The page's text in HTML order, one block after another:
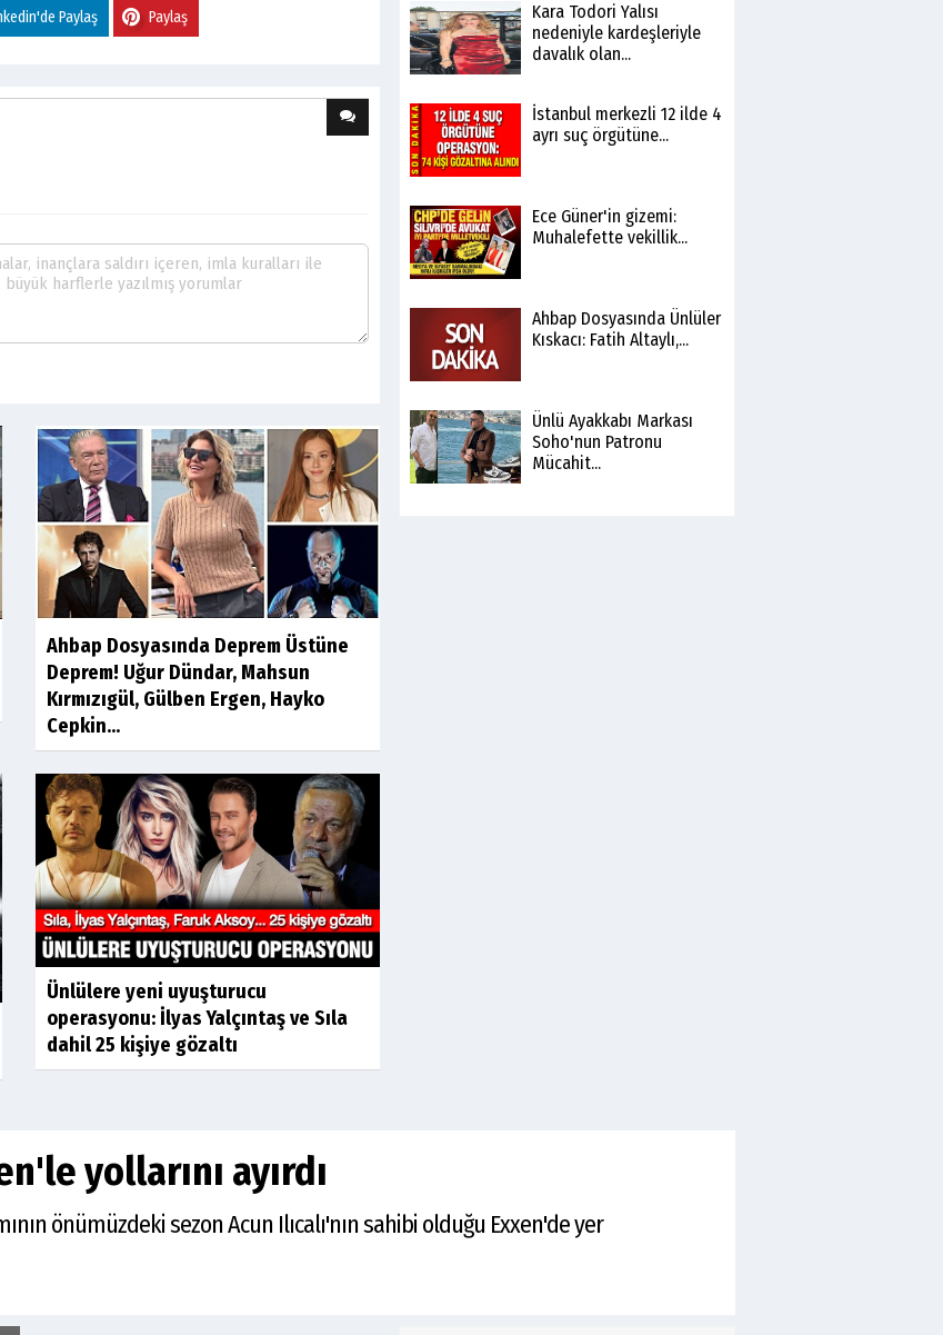
Paylaş Paylaş
Ahbap Dosyasında Deprem Üstüne
Deprem! Uğur Dündar, Mahsun
Kırmızıgül, Gülben Ergen, Hayko
Cepkin...
Ünlülere yeni uyuşturucu
operasyonu: İlyas Yalçıntaş ve Sıla
dahil 25 kişiye gözaltı
Kara Todori Yalısı
nedeniyle kardeşleriyle
davalık olan...
İstanbul merkezli 12 ilde 4
ayrı suç örgütüne...
Ece Güner'in gizemi:
Muhalefette vekillik...
Ahbap Dosyasında Ünlüler
Kıskacı: Fatih Altaylı,...
Ünlü Ayakkabı Markası
Soho'nun Patronu
Mücahit...
yollarını ayırdı
önümüzdeki sezon Acun Ilıcalı'nın sahibi olduğu Exxen'de yer